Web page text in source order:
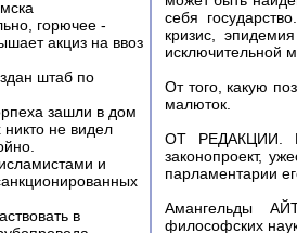
горючее -
акциз на ввоз
штаб по
зашли в дом
не видел
и
в
себя
кризис,
исключительной
От того, какую
малюток.
ОТ РЕДАКЦИИ.
законопроект,
парламентарии
Амангельды
философских